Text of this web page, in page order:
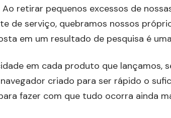
retirar pequenos excessos de
de serviço, quebramos nossos
em um resultado de pesquisa é
em cada produto que lançamos,
criado para ser rápido o
fazer com que tudo ocorra ainda